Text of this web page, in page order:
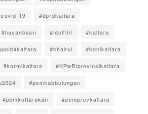
19 #dprdkaltara
#hasanbasri #idulfitri #kaltara
#khairul #konikaltara
#kormikaltara #KPwBIprovinsikaltara
#pemkabbulungan
#pemkottarakan #pemprovkaltara